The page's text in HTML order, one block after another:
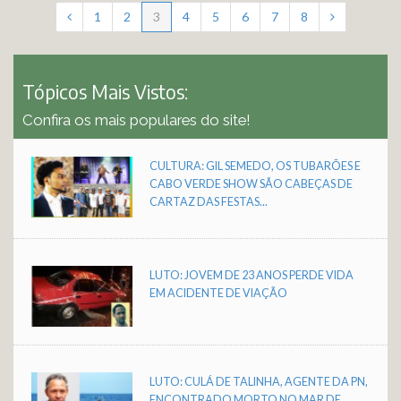
1 2 3 4 5 6 7 8
Tópicos Mais Vistos:
Confira os mais populares do site!
CULTURA: GIL SEMEDO, OS TUBARÕES E
CABO VERDE SHOW SÃO CABEÇAS DE
CARTAZ DAS FESTAS...
LUTO: JOVEM DE 23 ANOS PERDE VIDA
EM ACIDENTE DE VIAÇÃO
LUTO: CULÁ DE TALINHA, AGENTE DA PN,